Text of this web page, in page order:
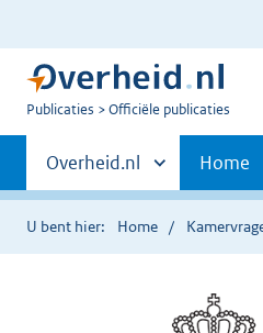
U
Publicaties Officiële publicaties
Primaire
navigatie
Andere
sites
binnen
Overheid.nl Home
U bent hier: Home